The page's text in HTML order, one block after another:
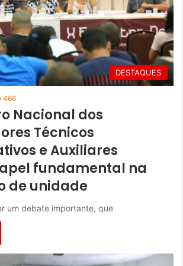
DESTAQUES
466
Nacional dos
Técnicos
e Auxiliares
fundamental na
de unidade
um debate importante, que